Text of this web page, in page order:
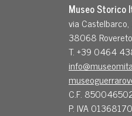
Museo Storico
via Castelbarco,
38068
T. +39 0464
C.F.
P. IVA